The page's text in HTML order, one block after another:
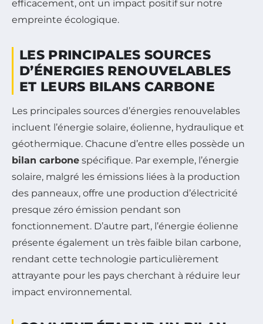
efficacement, ont un impact positif sur notre
empreinte écologique.
LES PRINCIPALES SOURCES
D’ÉNERGIES RENOUVELABLES
ET LEURS BILANS CARBONE
Les principales sources d’énergies renouvelables
incluent l’énergie solaire, éolienne, hydraulique et
géothermique. Chacune d’entre elles possède un
bilan carbone spécifique. Par exemple, l’énergie
solaire, malgré les émissions liées à la production
des panneaux, offre une production d’électricité
presque zéro émission pendant son
fonctionnement. D’autre part, l’énergie éolienne
présente également un très faible bilan carbone,
rendant cette technologie particulièrement
attrayante pour les pays cherchant à réduire leur
impact environnemental.